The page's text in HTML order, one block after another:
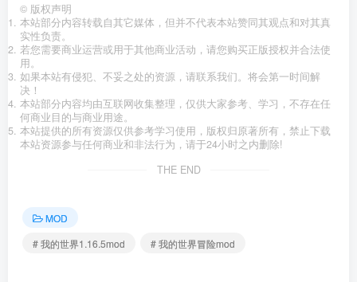
© 版权声明
本站部分内容转载自其它媒体，但并不代表本站赞同其观点和对其真
实性负责。
若您需要商业运营或用于其他商业活动，请您购买正版授权并合法使
用。
如果本站有侵犯、不妥之处的资源，请联系我们。将会第一时间解
决！
本站部分内容均由互联网收集整理，仅供大家参考、学习，不存在任
何商业目的与商业用途。
本站提供的所有资源仅供参考学习使用，版权归原著所有，禁止下载
本站资源参与任何商业和非法行为，请于24小时之内删除!
THE END
MOD
# 我的世界1.16.5mod
# 我的世界冒险mod